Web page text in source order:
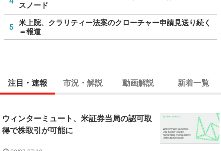
スノード
5
米上院、クラリティー法案のクローチャー申請見送り続く
＝報道
注目・速報 市況・解説 動画解説 新着一覧
ウィンターミュート、米証券当局の認可取
得で株取引が可能に